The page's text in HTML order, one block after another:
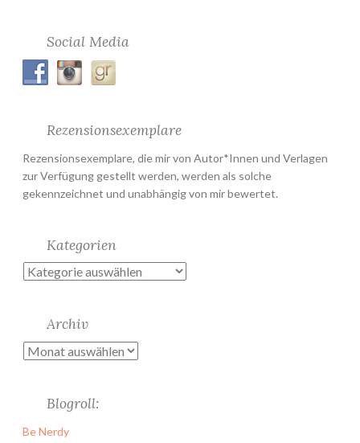
Social Media
Rezensionsexemplare
Rezensionsexemplare, die mir von Autor*Innen und Verlagen
zur Verfügung gestellt werden, werden als solche
gekennzeichnet und unabhängig von mir bewertet.
Kategorien
Kategorien
Archiv
Archiv
Blogroll:
Be Nerdy